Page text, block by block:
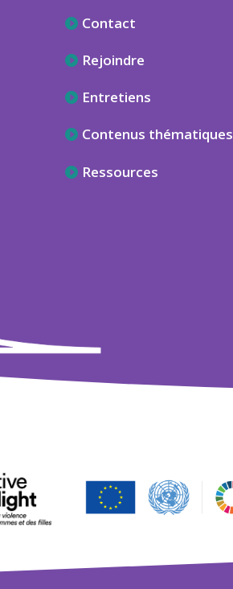
Contact
Rejoindre
Entretiens
Contenus thématiques
Ressources